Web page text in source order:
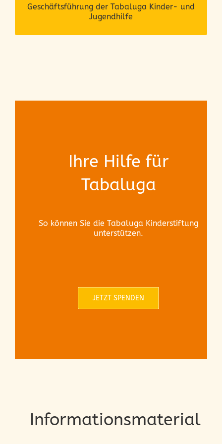
Geschäftsführung der Tabaluga Kinder- und
Jugendhilfe
die zentrale Stärkung in dieser
erfüllenden aber auch
Ihre Hilfe für
Tabaluga
So können Sie die Tabaluga Kinderstiftung
unterstützen.
Informationsmaterial